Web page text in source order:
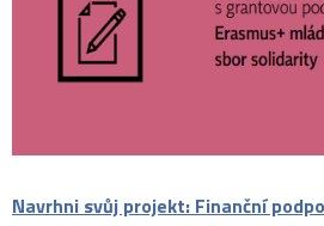
Navrhni svůj projekt: Finanční